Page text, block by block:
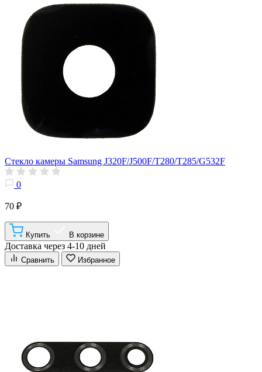
Стекло камеры Samsung J320F/J500F/T280/T285/G532F
0
70 ₽
Купить В корзине
Доставка через 4-10 дней
Сравнить Избранное